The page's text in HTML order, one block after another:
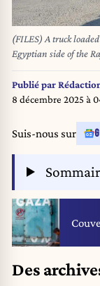
(FILES) A truck
Egyptian side of the
besieged Palestinians
2025, it would open
residents to exit the
territories, said in a
Palestinian side of
Publié par
8 décembre 2025 à
Suis-nous sur
Des